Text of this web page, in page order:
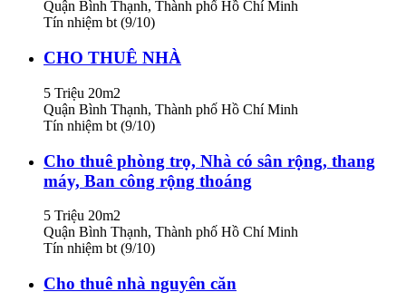
Quận Bình Thạnh, Thành phố Hồ Chí Minh
Tín nhiệm bt (9/10)
CHO THUÊ NHÀ
5 Triệu 20m2
Quận Bình Thạnh, Thành phố Hồ Chí Minh
Tín nhiệm bt (9/10)
Cho thuê phòng trọ, Nhà có sân rộng, thang
máy, Ban công rộng thoáng
5 Triệu 20m2
Quận Bình Thạnh, Thành phố Hồ Chí Minh
Tín nhiệm bt (9/10)
Cho thuê nhà nguyên căn